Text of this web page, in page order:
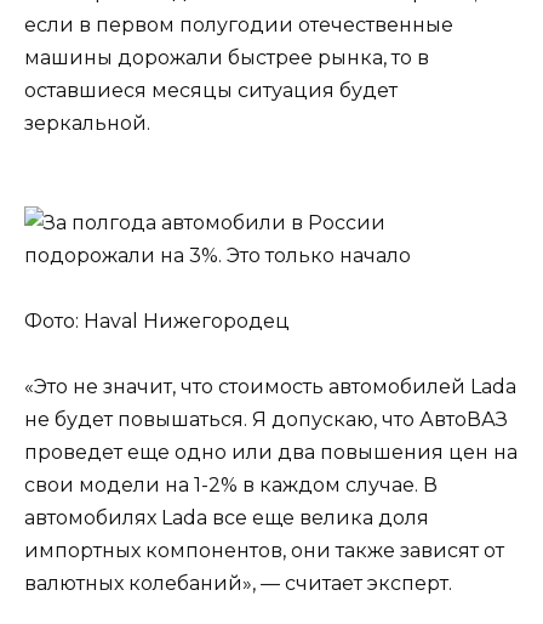
если в первом полугодии отечественные
машины дорожали быстрее рынка, то в
оставшиеся месяцы ситуация будет
зеркальной.
Фото: Haval Нижегородец
«Это не значит, что стоимость автомобилей Lada
не будет повышаться. Я допускаю, что АвтоВАЗ
проведет еще одно или два повышения цен на
свои модели на 1-2% в каждом случае. В
автомобилях Lada все еще велика доля
импортных компонентов, они также зависят от
валютных колебаний», — считает эксперт.